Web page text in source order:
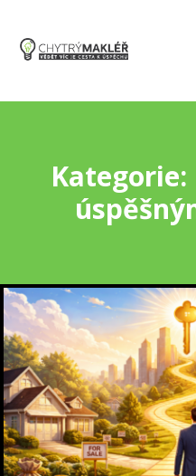
Kategorie: